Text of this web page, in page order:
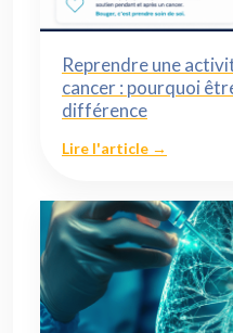
Reprendre une
cancer : pourquoi
différence
Lire l'article →